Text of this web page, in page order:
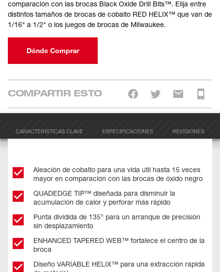
comparación con las brocas Black Oxide Drill Bits™. Elija entre
distintos tamaños de brocas de cobalto RED HELIX™ que van de
1/16" a 1/2" o los juegos de brocas de Milwaukee.
Dónde Comprar
COMPARTIR ESTO
CARACTERÍSTICAS CLAVE ESPECIFICACIONES REVISIONES
Aleación de cobalto para una vida útil hasta 15 veces
mayor en comparación con las brocas de óxido negro
QUADEDGE TIP™ diseñada para disminuir la
acumulación de calor y perforar más rápido
Punta dividida de 135° para un arranque de precisión
sin desplazamiento
ENHANCED TAPERED WEB™ fortalece el centro de la
broca
Diseño VARIABLE HELIX™ para una extracción rápida